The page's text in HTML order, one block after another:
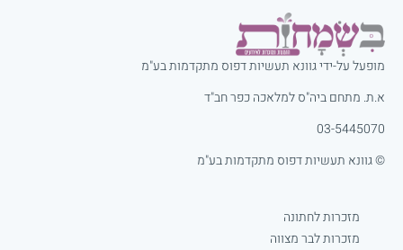
מופעל על-ידי גוונא תעשיות דפוס מתקדמות בע"מ
א.ת. מתחם ביה"ס למלאכה כפר חב"ד
03-5445070
© גוונא תעשיות דפוס מתקדמות בע"מ
מזכרות לחתונה
מזכרות לבר מצווה